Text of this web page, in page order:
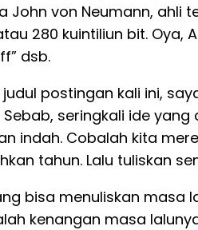
John von Neumann, ahli
280 kuintiliun bit. Oya,
dsb.
postingan kali ini,
seringkali ide
indah. Cobalah kita
tahun. Lalu tuliskan
bisa menuliskan masa
kenangan masa